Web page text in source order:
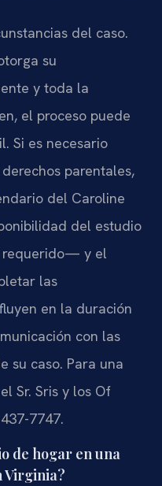
del caso.
su
y toda la
el proceso puede
Si es necesario
parentales,
del Caroline
del estudio
requerido— y el
las
en la duración
con las
su caso. Para una
Sr. Sris y los Of
7747.
de hogar en una
Virginia?